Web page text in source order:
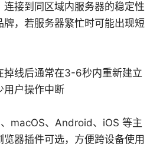
连接到同区域内服务器的稳定性
牌，若服务器繁忙时可能出现短
掉线后通常在3-6秒内重新建立
用户操作中断
macOS、Android、iOS 等主
览器插件可选，方便跨设备使用